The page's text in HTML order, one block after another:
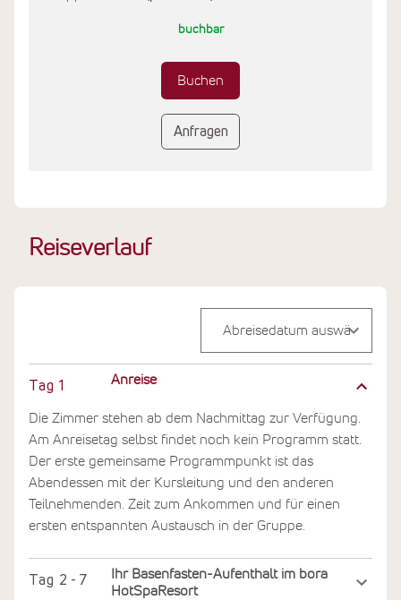
Reiseverlauf
Tag 1 Anreise
Die Zimmer stehen ab dem Nachmittag zur Verfügung.
Am Anreisetag selbst findet noch kein Programm statt.
Der erste gemeinsame Programmpunkt ist das
Abendessen mit der Kursleitung und den anderen
Teilnehmenden. Zeit zum Ankommen und für einen
ersten entspannten Austausch in der Gruppe.
Tag 2 - 7
Ihr Basenfasten-Aufenthalt im bora
HotSpaResort
buchbar
Buchen
Anfragen